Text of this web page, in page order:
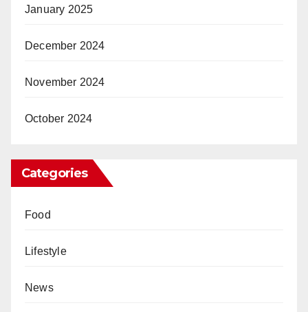
January 2025
December 2024
November 2024
October 2024
Categories
Food
Lifestyle
News